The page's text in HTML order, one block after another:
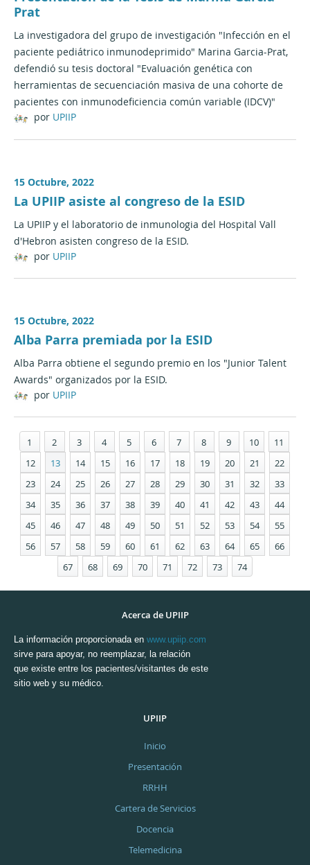
Prat
La investigadora del grupo de investigación "Infección en el
paciente pediátrico inmunodeprimido" Marina Garcia-Prat,
defendió su tesis doctoral "Evaluación genética con
herramientas de secuenciación masiva de una cohorte de
pacientes con inmunodeficiencia común variable (IDCV)"
por UPIIP
15 Octubre, 2022
La UPIIP asiste al congreso de la ESID
La UPIIP y el laboratorio de inmunologia del Hospital Vall
d'Hebron asisten congreso de la ESID.
por UPIIP
15 Octubre, 2022
Alba Parra premiada por la ESID
Alba Parra obtiene el segundo premio en los "Junior Talent
Awards" organizados por la ESID.
por UPIIP
1 2 3 4 5 6 7 8 9 10
11
12
13 14 15 16 17 18 19 20 21
22
23
24 25 26 27 28 29 30 31 32
33
34
35 36 37 38 39 40 41 42 43
44
45
46 47 48 49 50 51 52 53 54
55
56
57 58 59 60 61 62 63 64 65
66
67
68 69 70 71 72 73 74
Acerca de UPIIP
La información proporcionada en www.upiip.com
sirve para apoyar, no reemplazar, la relación
que existe entre los pacientes/visitantes de este
sitio web y su médico.
UPIIP
Inicio
Presentación
RRHH
Cartera de Servicios
Docencia
Telemedicina